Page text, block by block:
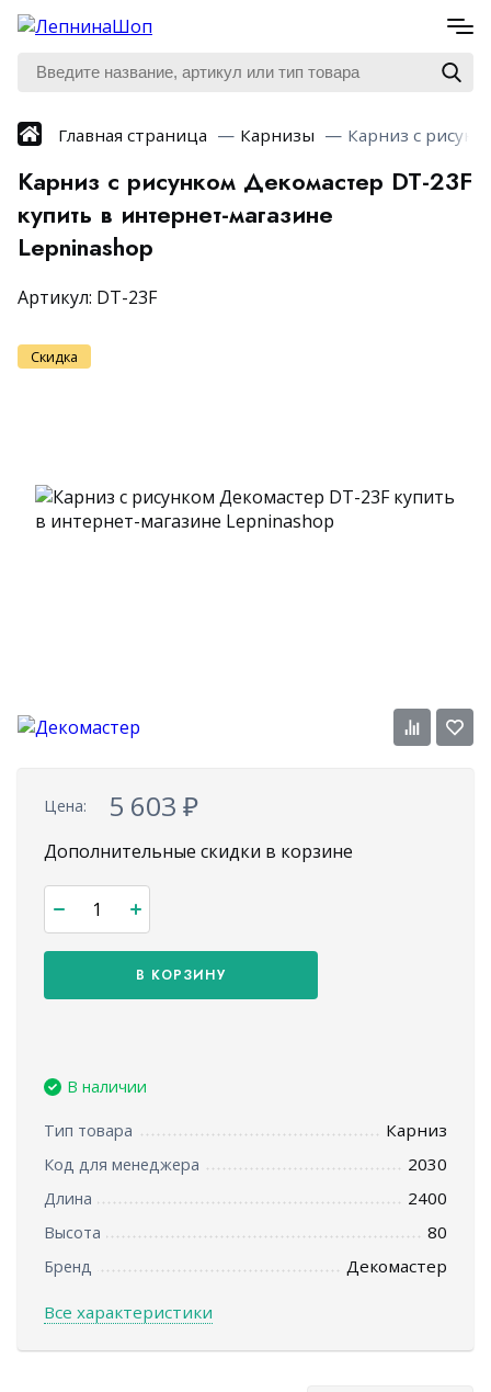
Главная страница Карнизы Карниз с
Карниз с рисунком Декомастер DT-23F
купить в интернет-магазине
Lepninashop
Артикул: DT-23F
Скидка
Цена: 5 603 ₽
Дополнительные скидки в корзине
В КОРЗИНУ
В наличии
Тип товара Карниз
Код для менеджера 2030
Длина 2400
Высота 80
Бренд Декомастер
Все характеристики